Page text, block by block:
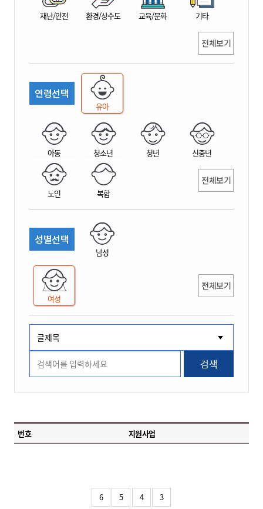
재난/안전 환경/상수도 교육/문화 기타
전체보기
연령선택
유아
아동 청소년 청년 신중년
노인 복합
전체보기
성별선택
남성
여성
전체보기
검색
번호 지원사업
6 5 4 3